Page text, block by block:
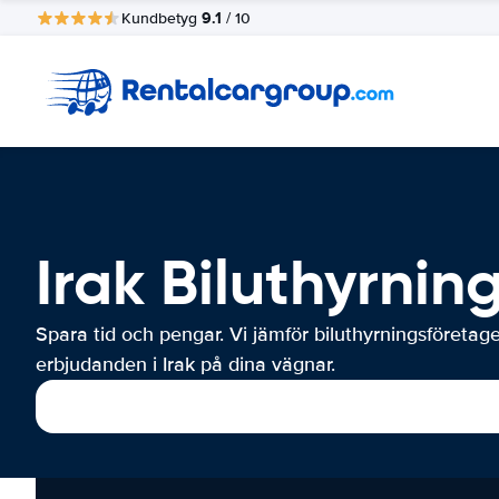
Kundbetyg 9.1 / 10
Irak
Spara tid och pengar. Vi jämför
erbjudanden i Irak på dina vägnar.